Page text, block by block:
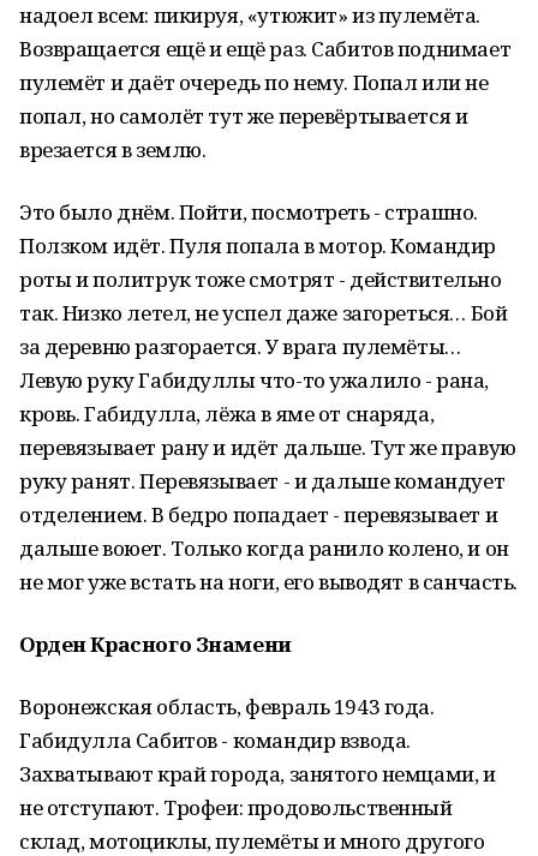
надоел всем: пикируя, «утюжит» из пулемёта.
Возвращается ещё и ещё раз. Сабитов поднимает
пулемёт и даёт очередь по нему. Попал или не
попал, но самолёт тут же перевёртывается и
врезается в землю.
Это было днём. Пойти, посмотреть - страшно.
Ползком идёт. Пуля попала в мотор. Командир
роты и политрук тоже смотрят - действительно
так. Низко летел, не успел даже загореться… Бой
за деревню разгорается. У врага пулемёты…
Левую руку Габидуллы что-то ужалило - рана,
кровь. Габидулла, лёжа в яме от снаряда,
перевязывает рану и идёт дальше. Тут же правую
руку ранят. Перевязывает - и дальше командует
отделением. В бедро попадает - перевязывает и
дальше воюет. Только когда ранило колено, и он
не мог уже встать на ноги, его выводят в санчасть.
Орден Красного Знамени
Воронежская область, февраль 1943 года.
Габидулла Сабитов - командир взвода.
Захватывают край города, занятого немцами, и
не отступают. Трофеи: продовольственный
склад, мотоциклы, пулемёты и много другого